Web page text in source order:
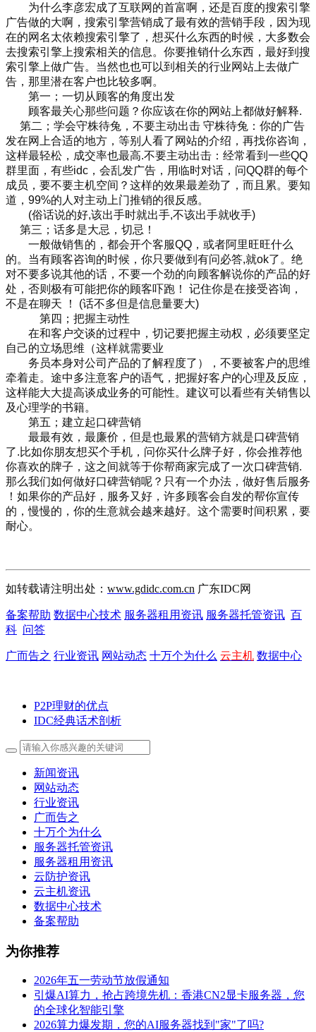
为什么李彦宏成了互联网的首富啊，还是百度的搜索引擎
广告做的大啊，搜索引擎营销成了最有效的营销手段，因为现
在的网名太依赖搜索引擎了，想买什么东西的时候，大多数会
去搜索引擎上搜索相关的信息。你要推销什么东西，最好到搜
索引擎上做广告。当然也也可以到相关的行业网站上去做广
告，那里潜在客户也比较多啊。
第一；一切从顾客的角度出发
顾客最关心那些问题？你应该在你的网站上都做好解释.
第二；学会守株待兔，不要主动出击 守株待兔：你的广告
发在网上合适的地方，等别人看了网站的介绍，再找你咨询，
这样最轻松，成交率也最高.不要主动出击：经常看到一些QQ
群里面，有些idc，会乱发广告，用临时对话，问QQ群的每个
成员，要不要主机空间？这样的效果最差劲了，而且累。要知
道，99%的人对主动上门推销的很反感。
(俗话说的好,该出手时就出手,不该出手就收手)
第三；话多是大忌，切忌！
一般做销售的，都会开个客服QQ，或者阿里旺旺什么
的。当有顾客咨询的时候，你只要做到有问必答,就ok了。绝
对不要多说其他的话，不要一个劲的向顾客解说你的产品的好
处，否则极有可能把你的顾客吓跑！ 记住你是在接受咨询，
不是在聊天 ！ (话不多但是信息量要大)
第四；把握主动性
在和客户交谈的过程中，切记要把握主动权，必须要坚定
自己的立场思维（这样就需要业
务员本身对公司产品的了解程度了），不要被客户的思维
牵着走。途中多注意客户的语气，把握好客户的心理及反应，
这样能大大提高谈成业务的可能性。建议可以看些有关销售以
及心理学的书籍。
第五；建立起口碑营销
最最有效，最廉价，但是也最累的营销方就是口碑营销
了.比如你朋友想买个手机，问你买什么牌子好，你会推荐他
你喜欢的牌子，这之间就等于你帮商家完成了一次口碑营销.
那么我们如何做好口碑营销呢？只有一个办法，做好售后服务
！如果你的产品好，服务又好，许多顾客会自发的帮你宣传
的，慢慢的，你的生意就会越来越好。这个需要时间积累，要
耐心。
如转载请注明出处： www.gdidc.com.cn 广东IDC网
备案帮助 数据中心技术 服务器租用资讯 服务器托管资讯 百
科 问答
广而告之 行业资讯 网站动态 十万个为什么 云主机 数据中心
P2P理财的优点
IDC经典话术剖析
新闻资讯
网站动态
行业资讯
广而告之
十万个为什么
服务器托管资讯
服务器租用资讯
云防护资讯
云主机资讯
数据中心技术
备案帮助
为你推荐
2026年五一劳动节放假通知
引爆AI算力，抢占跨境先机：香港CN2显卡服务器，您
的全球化智能引擎
2026算力爆发期，您的AI服务器找到"家"了吗?